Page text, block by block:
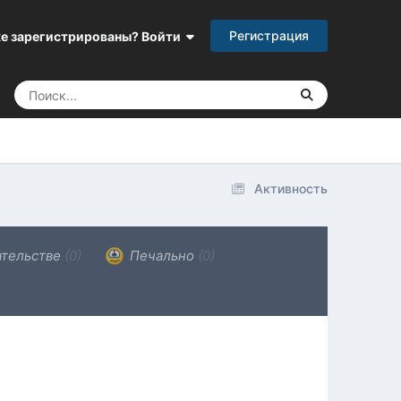
зарегистрированы? Войти Регистрация
Активность
(0) Печально (0)